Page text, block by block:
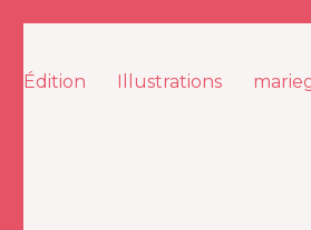
Édition Illustrations